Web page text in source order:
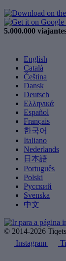
5.000.000
English
Català
Čeština
Dansk
Deutsch
Ελληνικά
Español
Français
한국어
Italiano
Nederlands
日本語
Português
Polski
Русский
Svenska
中文
© 2014-2026 Tiqets
Instagram